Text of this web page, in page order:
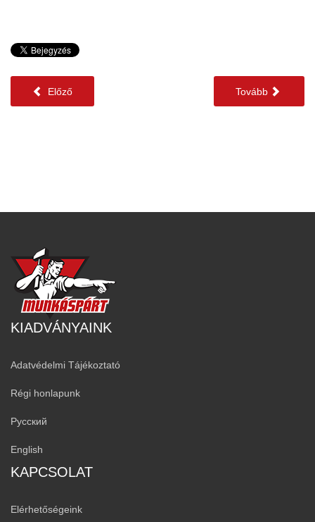
Előző Tovább
KIADVÁNYAINK
Adatvédelmi Tájékoztató
Régi honlapunk
Русский
English
KAPCSOLAT
Elérhetőségeink